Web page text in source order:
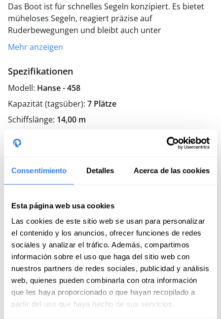
Consentimiento Detalles Acerca de las cookies
Esta página web usa cookies
Las cookies de este sitio web se usan para personalizar
el contenido y los anuncios, ofrecer funciones de redes
sociales y analizar el tráfico. Además, compartimos
información sobre el uso que haga del sitio web con
nuestros partners de redes sociales, publicidad y análisis
web, quienes pueden combinarla con otra información
que les haya proporcionado o que hayan recopilado a
partir del uso que haya hecho de sus servicios.
Das Boot ist für schnelles Segeln konzipiert. Es bietet
müheloses Segeln, reagiert präzise auf
Ruderbewegungen und bleibt auch unter
anspruchsvollen Bedingungen stabil. Es ist bestens
ausgestattet und für Hochseetörns gerüstet.
Mehr anzeigen
Spezifikationen
Modell: Hanse - 458
Kapazität (tagsüber): 7 Plätze
Schiffslänge: 14,00 m
Jahr:
Bäder:3
GPS
Schwimmwesten
UKW
Sonde
Elektrische Ankerwinde
Autopilot
Ausrüstung gegen Wind